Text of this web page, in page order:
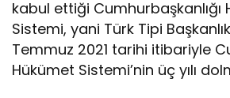
kabul ettiği Cumhurbaşkanlığı
Sistemi, yani Türk Tipi
Temmuz 2021 tarihi itibariyle
Hükümet Sistemi’nin üç yılı